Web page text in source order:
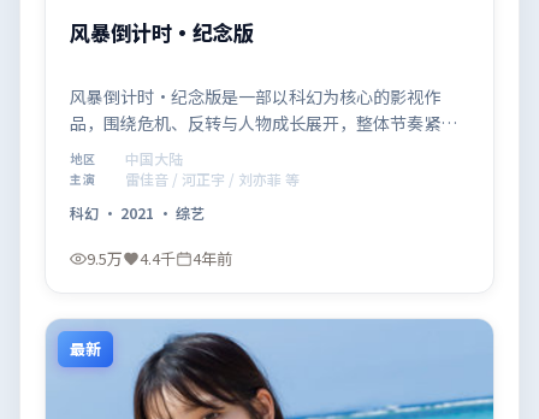
风暴倒计时·纪念版
风暴倒计时·纪念版是一部以科幻为核心的影视作
品，围绕危机、反转与人物成长展开，整体节奏紧
凑，值得推荐观看。
地区 中国大陆
主演
雷佳音 / 河正宇 / 刘亦菲 等
科幻 · 2021 · 综艺
9.5万 4.4千 4年前
最新